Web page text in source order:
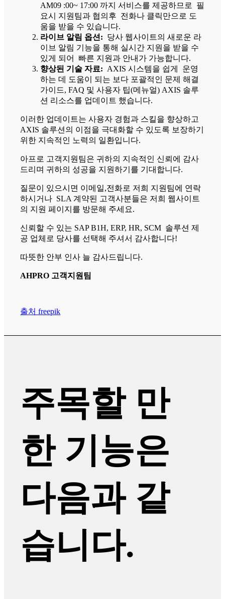
AM09 :00~ 17:00 까지 서비스를 제공하므로 필
요시 지원팀과 협의후 전화나 클릭만으로 도
움을 받을 수 있습니다.
라이브 알림 옵션: 당사 웹사이트의 새로운 라
이브 알림 기능을 통해 실시간 지원을 받을 수
있게 되어 빠른 지원과 안내가 가능합니다.
향상된 기술 자료: AXIS 시스템을 쉽게 운영
하는 데 도움이 되는 보다 포괄적인 문제 해결
가이드, FAQ 및 사용자 팁(메뉴얼) AXIS 솔루
션 리소스를 업데이트 했습니다.
이러한 업데이트는 사용자 경험과 스킬을 향상하고
AXIS 솔루션의 이점을 극대화할 수 있도록 보장하기
위한 지속적인 노력의 일환입니다.
아프로 고객지원팀은 귀하의 지속적인 신뢰에 감사
드리며 귀하의 성공을 지원하기를 기대합니다.
질문이 있으시면 이메일,전화로 저희 지원팀에 연락
하시거나 SLA 계약된 고객사분들은 저희 웹사이트
의 지원 페이지를 방문해 주세요.
신뢰할 수 있는 SAP B1H, ERP, HR, SCM 솔루션 제
공 업체로 당사를 선택해 주셔서 감사합니다!
따뜻한 안부 인사 늘 감사드립니다.
AHPRO 고객지원팀
출처 freepik
주목할 만
한 기능은
다음과 같
습니다.